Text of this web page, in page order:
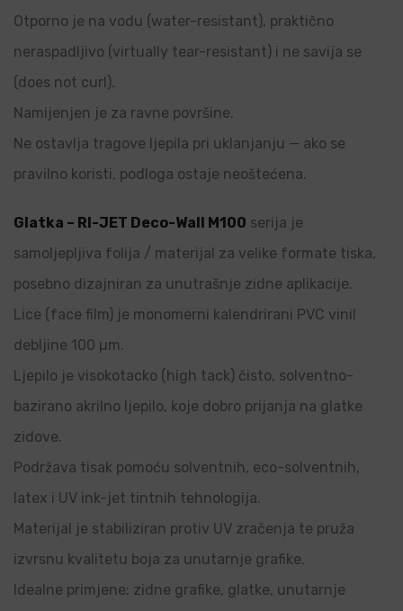
Otporno je na vodu (water-resistant), praktično
neraspadljivo (virtually tear-resistant) i ne savija se
(does not curl).
Namijenjen je za ravne površine.
Ne ostavlja tragove ljepila pri uklanjanju — ako se
pravilno koristi, podloga ostaje neoštećena.
Glatka – RI-JET Deco-Wall M100 serija je
samoljepljiva folija / materijal za velike formate tiska,
posebno dizajniran za unutrašnje zidne aplikacije.
Lice (face film) je monomerni kalendrirani PVC vinil
debljine 100 µm.
Ljepilo je visokotacko (high tack) čisto, solventno-
bazirano akrilno ljepilo, koje dobro prijanja na glatke
zidove.
Podržava tisak pomoću solventnih, eco-solventnih,
latex i UV ink-jet tintnih tehnologija.
Materijal je stabiliziran protiv UV zračenja te pruža
izvrsnu kvalitetu boja za unutarnje grafike.
Idealne primjene: zidne grafike, glatke, unutarnje